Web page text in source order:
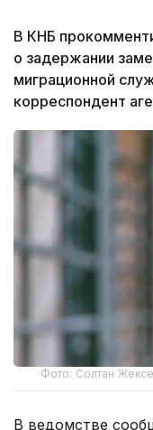
В КНБ
о задержании
миграционной
корреспондент
Фото: Солтан
В ведомстве